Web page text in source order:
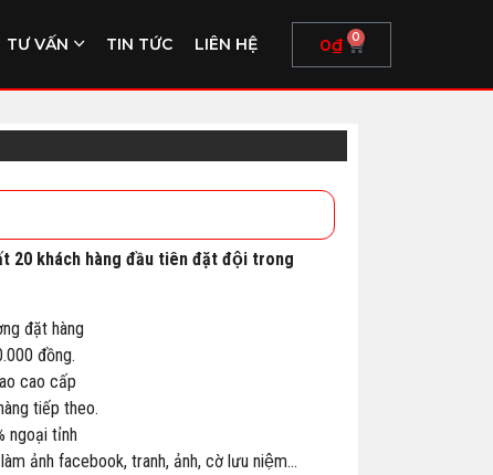
TƯ VẤN TIN TỨC LIÊN HỆ 0₫ 0
20 khách hàng đầu tiên đặt đội trong
đặt hàng
đồng.
cao cấp
tiếp theo.
ngoại tỉnh
ảnh facebook, tranh, ảnh, cờ lưu niệm…